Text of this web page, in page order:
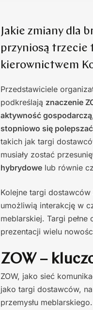
Jakie zmiany dla
przyniosą trzecie
kierownictwem
Przedstawiciele
podkreślają znaczenie
aktywność gospodarczą
stopniowo się polepszać
takich jak targi
musiały zostać
hybrydowe lub równie
Kolejne targi
umożliwią interakcję w
meblarskiej. Targi
prezentacji wielu
ZOW –
ZOW, jako sieć
jako targi dostawców,
przemysłu